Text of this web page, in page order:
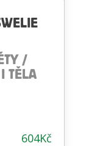
/
TĚLA
604Kč